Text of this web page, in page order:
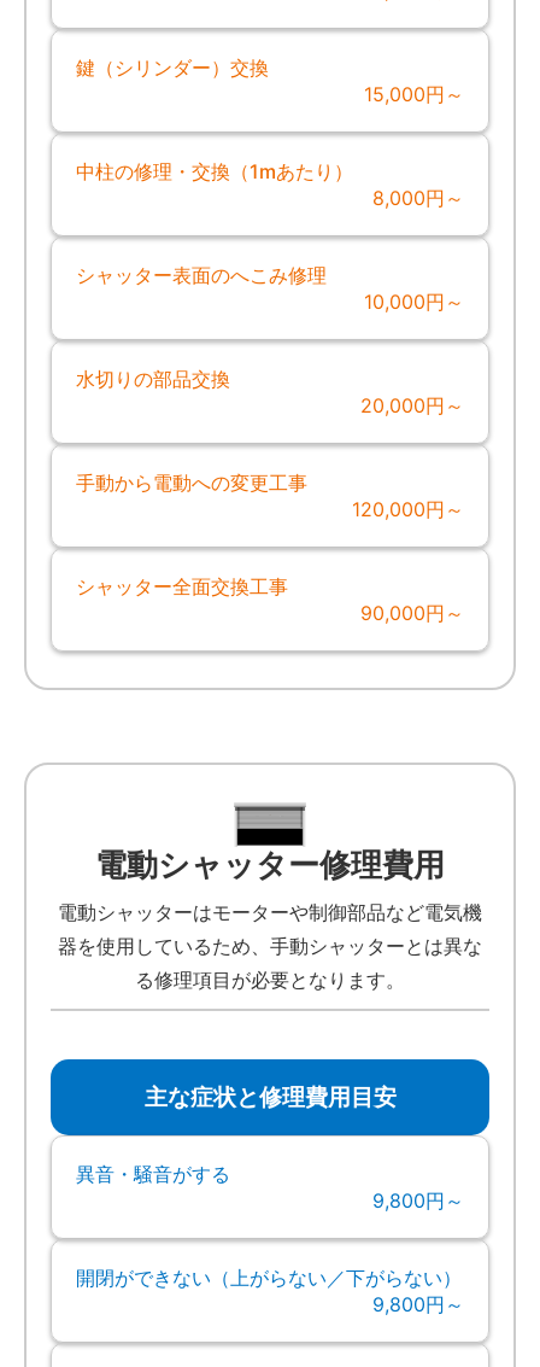
鍵（シリンダー）交換
15,000円～
中柱の修理・交換（1mあたり）
8,000円～
シャッター表面のへこみ修理
10,000円～
水切りの部品交換
20,000円～
手動から電動への変更工事
120,000円～
シャッター全面交換工事
90,000円～
電動シャッター修理費用
電動シャッターはモーターや制御部品など電気機
器を使用しているため、手動シャッターとは異な
る修理項目が必要となります。
主な症状と修理費用目安
異音・騒音がする
9,800円～
開閉ができない（上がらない／下がらない）
9,800円～